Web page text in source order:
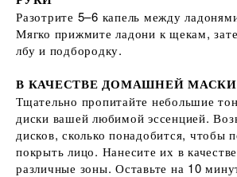
Разотрите 5–6 капель между
Мягко прижмите ладони к щекам,
лбу и подбородку.
В КАЧЕСТВЕ ДОМАШНЕЙ МАСКИ
Тщательно пропитайте небольшие
диски вашей любимой эссенцией.
дисков, сколько понадобится, чтобы
покрыть лицо. Нанесите их в
различные зоны. Оставьте на 10